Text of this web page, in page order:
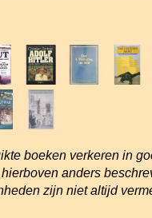
boeken verkeren in
anders
zijn niet altijd